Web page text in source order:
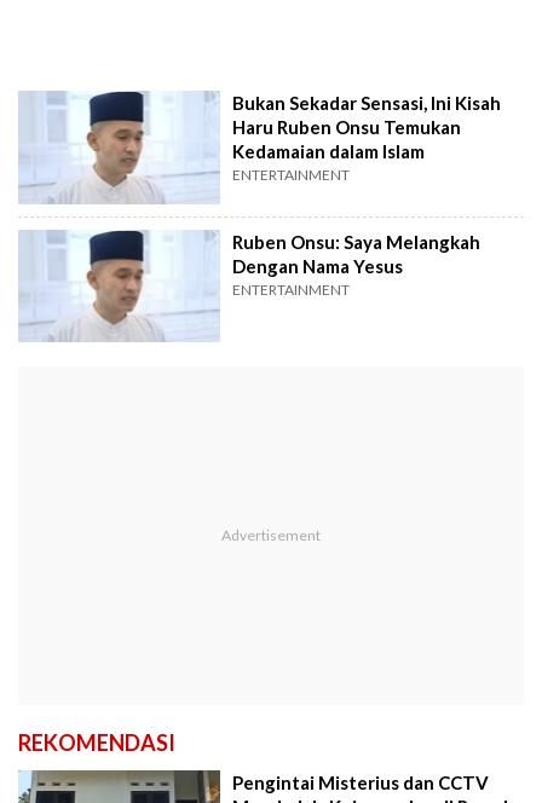
Bukan Sekadar Sensasi, Ini Kisah
Haru Ruben Onsu Temukan
Kedamaian dalam Islam
ENTERTAINMENT
Ruben Onsu: Saya Melangkah
Dengan Nama Yesus
ENTERTAINMENT
REKOMENDASI
Pengintai Misterius dan CCTV